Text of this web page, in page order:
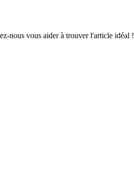
nous vous aider à trouver l'article idéal !